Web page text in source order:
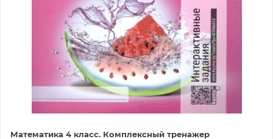
Математика 4 класс. Комплексный тренажер